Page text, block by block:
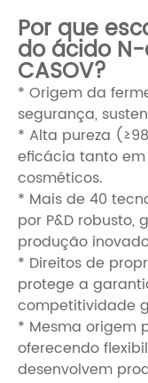
Por que
do ácido
CASOV?
* Origem da
segurança,
* Alta pureza
eficácia tanto
cosméticos.
* Mais de 40
por P&D robusto,
produção
* Direitos de
protege a
competitividade
* Mesma origem
oferecendo
desenvolvem